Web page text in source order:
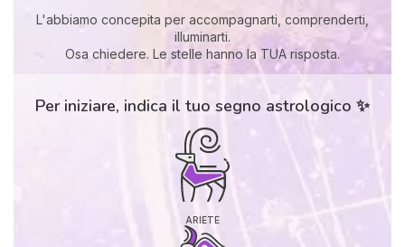
L'abbiamo concepita per accompagnarti, comprenderti,
illuminarti.
Osa chiedere. Le stelle hanno la TUA risposta.
Per iniziare, indica il tuo segno astrologico ✨
ARIETE